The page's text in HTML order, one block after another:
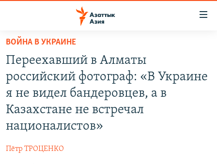
Вернуться
основному
содержанию
Вернутся
главной
навигации
КАЗАХСТАН
НОВОСТИ
ВОЙНА В УКРАИНЕ
НА ДРУГИХ ЯЗЫКАХ
ПОДПИШИТЕСЬ НА НАС В СОЦСЕТЯХ
ВОЙНА В УКРАИНЕ
Переехавший в Алматы
российский фотограф: «В Украине
я не видел бандеровцев, а в
Казахстане не встречал
националистов»
Пётр ТРОЦЕНКО